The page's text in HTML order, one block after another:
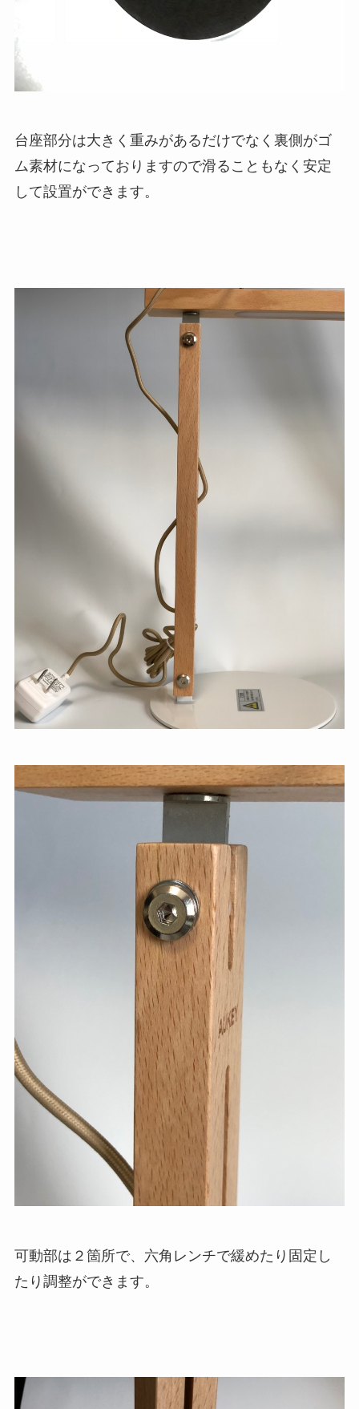
台座部分は大きく重みがあるだけでなく裏側がゴ
ム素材になっておりますので滑ることもなく安定
して設置ができます。
可動部は２箇所で、六角レンチで緩めたり固定し
たり調整ができます。